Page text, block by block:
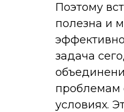
Поэтому
полезна и
задача
проблемам
условиях.